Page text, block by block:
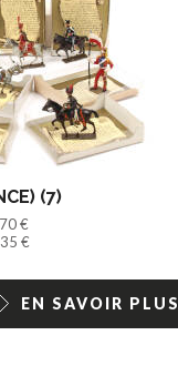
(7)
€
€
EN SAVOIR PLUS